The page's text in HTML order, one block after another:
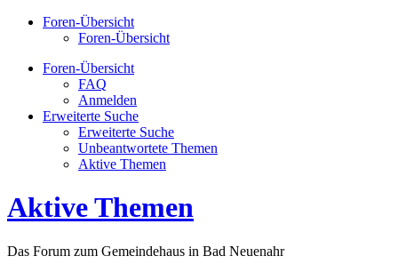
Foren-Übersicht
Foren-Übersicht
Foren-Übersicht
FAQ
Anmelden
Erweiterte Suche
Erweiterte Suche
Unbeantwortete Themen
Aktive Themen
Aktive Themen
Das Forum zum Gemeindehaus in Bad Neuenahr